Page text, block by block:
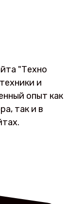
"Техно
и
опыт как
так и в